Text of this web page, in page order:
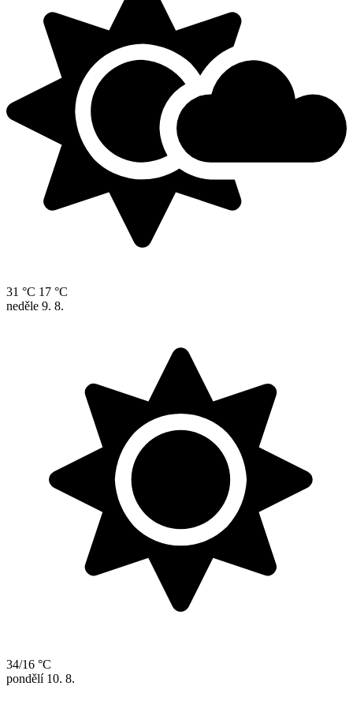
31 °C 17 °C
neděle 9. 8.
34/16 °C
pondělí 10. 8.